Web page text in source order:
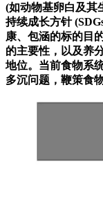
(如动物基卵白及其
持续成长方针
康、包涵的标的目
的主要性，以及养
地位。当前食物系
多沉问题，鞭策食